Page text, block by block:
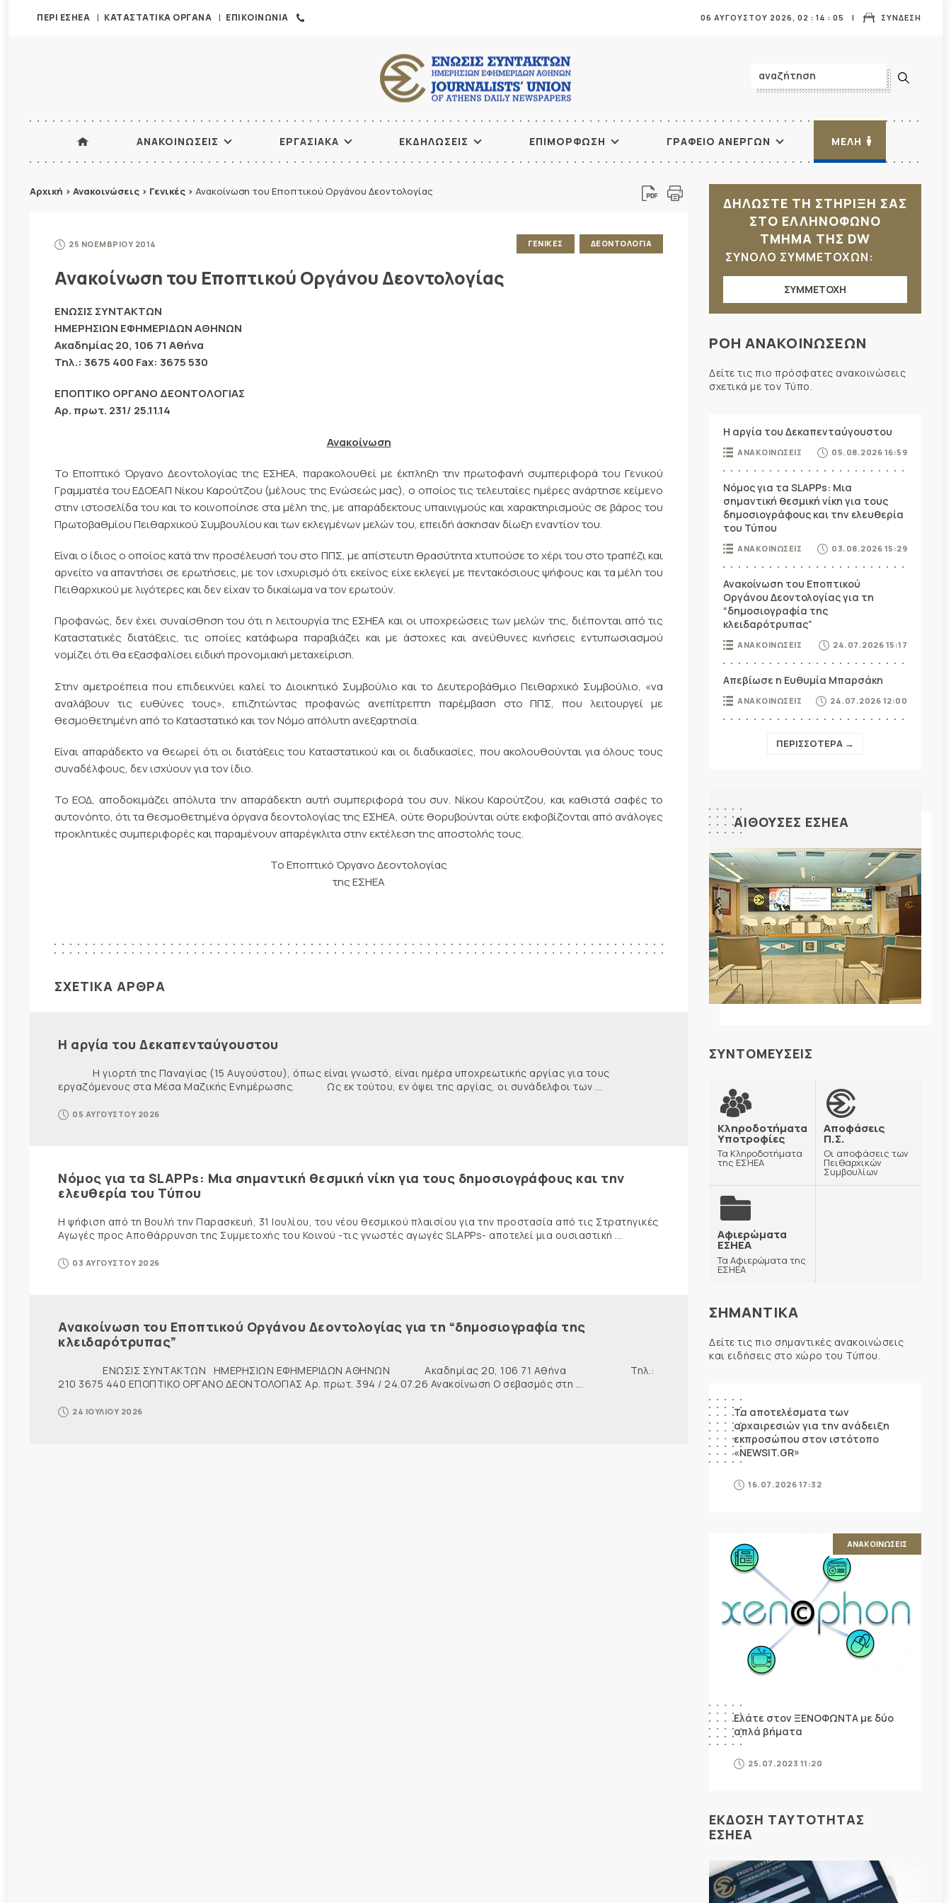
ΠΕΡΙ ΕΣΗΕΑ ΚΑΤΑΣΤΑΤΙΚΑ ΟΡΓΑΝΑ ΕΠΙΚΟΙΝΩΝΙΑ ΣΥΝΔΕΣΗ
06 ΑΥΓΟΥΣΤΟΥ 2026, 02 : 14 : 06
ΑΝΑΚΟΙΝΩΣΕΙΣ ΕΡΓΑΣΙΑΚΑ ΕΚΔΗΛΩΣΕΙΣ ΕΠΙΜΟΡΦΩΣΗ ΓΡΑΦΕΙΟ ΑΝΕΡΓΩΝ ΜΕΛΗ
Αρχική > Ανακοινώσεις > Γενικές > Ανακοίνωση του Εποπτικού Οργάνου Δεοντολογίας
25 ΝΟΕΜΒΡΙΟΥ 2014 ΓΕΝΙΚΕΣ ΔΕΟΝΤΟΛΟΓΙΑ
Ανακοίνωση του Εποπτικού Οργάνου Δεοντολογίας
ΕΝΩΣΙΣ ΣΥΝΤΑΚΤΩΝ
ΗΜΕΡΗΣΙΩΝ ΕΦΗΜΕΡΙΔΩΝ ΑΘΗΝΩΝ
Ακαδημίας 20, 106 71 Αθήνα
Τηλ.: 3675 400 Fax: 3675 530
ΕΠΟΠΤΙΚΟ ΟΡΓΑΝΟ ΔΕΟΝΤΟΛΟΓΙΑΣ
Αρ. πρωτ. 231/ 25.11.14
Ανακοίνωση
Το Εποπτικό Όργανο Δεοντολογίας της ΕΣΗΕΑ, παρακολουθεί με έκπληξη την πρωτοφανή συμπεριφορά του Γενικού
Γραμματέα του ΕΔΟΕΑΠ Νίκου Καρούτζου (μέλους της Ενώσεώς μας), ο οποίος τις τελευταίες ημέρες ανάρτησε κείμενο
στην ιστοσελίδα του και το κοινοποίησε στα μέλη της, με απαράδεκτους υπαινιγμούς και χαρακτηρισμούς σε βάρος του
Πρωτοβαθμίου Πειθαρχικού Συμβουλίου και των εκλεγμένων μελών του, επειδή άσκησαν δίωξη εναντίον του.
Είναι ο ίδιος ο οποίος κατά την προσέλευσή του στο ΠΠΣ, με απίστευτη θρασύτητα χτυπούσε το χέρι του στο τραπέζι και
αρνείτο να απαντήσει σε ερωτήσεις, με τον ισχυρισμό ότι εκείνος είχε εκλεγεί με πεντακόσιους ψήφους και τα μέλη του
Πειθαρχικού με λιγότερες και δεν είχαν το δικαίωμα να τον ερωτούν.
Προφανώς, δεν έχει συναίσθηση του ότι η λειτουργία της ΕΣΗΕΑ και οι υποχρεώσεις των μελών της, διέπονται από τις
Καταστατικές διατάξεις, τις οποίες κατάφωρα παραβιάζει και με άστοχες και ανεύθυνες κινήσεις εντυπωσιασμού
νομίζει ότι θα εξασφαλίσει ειδική προνομιακή μεταχείριση.
Στην αμετροέπεια που επιδεικνύει καλεί το Διοικητικό Συμβούλιο και το Δευτεροβάθμιο Πειθαρχικό Συμβούλιο, «να
αναλάβουν τις ευθύνες τους», επιζητώντας προφανώς ανεπίτρεπτη παρέμβαση στο ΠΠΣ, που λειτουργεί με
θεσμοθετημένη από το Καταστατικό και τον Νόμο απόλυτη ανεξαρτησία.
Είναι απαράδεκτο να θεωρεί ότι οι διατάξεις του Καταστατικού και οι διαδικασίες, που ακολουθούνται για όλους τους
συναδέλφους, δεν ισχύουν για τον ίδιο.
Το ΕΟΔ, αποδοκιμάζει απόλυτα την απαράδεκτη αυτή συμπεριφορά του συν. Νίκου Καρούτζου, και καθιστά σαφές το
αυτονόητο, ότι τα θεσμοθετημένα όργανα δεοντολογίας της ΕΣΗΕΑ, ούτε θορυβούνται ούτε εκφοβίζονται από ανάλογες
προκλητικές συμπεριφορές και παραμένουν απαρέγκλιτα στην εκτέλεση της αποστολής τους.
Το Εποπτικό Όργανο Δεοντολογίας
της ΕΣΗΕΑ
ΣΧΕΤΙΚΑ ΑΡΘΡΑ
Η αργία του Δεκαπενταύγουστου
Η γιορτή της Παναγίας (15 Αυγούστου), όπως είναι γνωστό, είναι ημέρα υποχρεωτικής αργίας για τους
εργαζόμενους στα Μέσα Μαζικής Ενημέρωσης. Ως εκ τούτου, εν όψει της αργίας, οι συνάδελφοι των ...
05 ΑΥΓΟΥΣΤΟΥ 2026
Νόμος για τα SLAPPs: Μια σημαντική θεσμική νίκη για τους δημοσιογράφους και την
ελευθερία του Τύπου
Η ψήφιση από τη Βουλή την Παρασκευή, 31 Ιουλίου, του νέου θεσμικού πλαισίου για την προστασία από τις Στρατηγικές
Αγωγές προς Αποθάρρυνση της Συμμετοχής του Κοινού -τις γνωστές αγωγές SLAPPs- αποτελεί μια ουσιαστική ...
03 ΑΥΓΟΥΣΤΟΥ 2026
Ανακοίνωση του Εποπτικού Οργάνου Δεοντολογίας για τη “δημοσιογραφία της
κλειδαρότρυπας”
ΕΝΩΣΙΣ ΣΥΝΤΑΚΤΩΝ ΗΜΕΡΗΣΙΩΝ ΕΦΗΜΕΡΙΔΩΝ ΑΘΗΝΩΝ Ακαδημίας 20, 106 71 Αθήνα Τηλ.:
210 3675 440 ΕΠΟΠΤΙΚΟ ΟΡΓΑΝΟ ΔΕΟΝΤΟΛΟΓΙΑΣ Αρ. πρωτ. 394 / 24.07.26 Ανακοίνωση Ο σεβασμός στη ...
24 ΙΟΥΛΙΟΥ 2026
ΔΗΛΩΣΤΕ ΤΗ ΣΤΗΡΙΞΗ ΣΑΣ
ΣΤΟ ΕΛΛΗΝΟΦΩΝΟ
ΤΜΗΜΑ ΤΗΣ DW
ΣΥΝΟΛΟ ΣΥΜΜΕΤΟΧΩΝ:
ΣΥΜΜΕΤΟΧΗ
ΡΟΗ ΑΝΑΚΟΙΝΩΣΕΩΝ
Δείτε τις πιο πρόσφατες ανακοινώσεις
σχετικά με τον Τύπο.
Η αργία του Δεκαπενταύγουστου
ΑΝΑΚΟΙΝΩΣΕΙΣ 05.08.2026 16:59
Νόμος για τα SLAPPs: Μια
σημαντική θεσμική νίκη για τους
δημοσιογράφους και την ελευθερία
του Τύπου
ΑΝΑΚΟΙΝΩΣΕΙΣ 03.08.2026 15:29
Ανακοίνωση του Εποπτικού
Οργάνου Δεοντολογίας για τη
“δημοσιογραφία της
κλειδαρότρυπας”
ΑΝΑΚΟΙΝΩΣΕΙΣ 24.07.2026 15:17
Απεβίωσε η Ευθυμία Μπαρσάκη
ΑΝΑΚΟΙΝΩΣΕΙΣ 24.07.2026 12:00
ΠΕΡΙΣΣΟΤΕΡΑ →
ΑΙΘΟΥΣΕΣ ΕΣΗΕΑ
ΣΥΝΤΟΜΕΥΣΕΙΣ
Κληροδοτήματα
Υποτροφίες
Τα Κληροδοτήματα
της ΕΣΗΕΑ
Αποφάσεις
Π.Σ.
Οι αποφάσεις των
Πειθαρχικών
Συμβουλίων
Αφιερώματα
ΕΣΗΕΑ
Τα Αφιερώματα της
ΕΣΗΕΑ
ΣΗΜΑΝΤΙΚΑ
Δείτε τις πιο σημαντικές ανακοινώσεις
και ειδήσεις στο χώρο του Τύπου.
Τα αποτελέσματα των
αρχαιρεσιών για την ανάδειξη
εκπροσώπου στον ιστότοπο
«NEWSIT.GR»
16.07.2026 17:32
ΑΝΑΚΟΙΝΩΣΕΙΣ
Ελάτε στον ΞΕΝΟΦΩΝΤΑ με δύο
απλά βήματα
25.07.2023 11:20
ΕΚΔΟΣΗ ΤΑΥΤΟΤΗΤΑΣ
ΕΣΗΕΑ